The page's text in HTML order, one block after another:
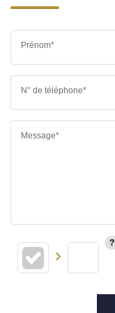
Prénom*
N° de téléphone*
Message*